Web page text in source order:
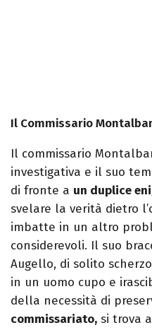
Il Commissario
Il commissario
investigativa e il suo
di fronte a un duplice
svelare la verità dietro
imbatte in un altro
considerevoli. Il suo
Augello, di solito
in un uomo cupo e
della necessità di
commissariato, si trova